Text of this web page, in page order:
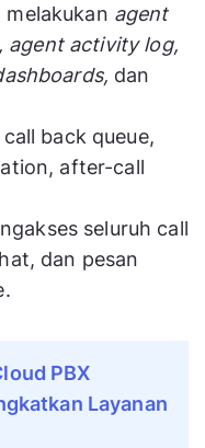
melakukan agent
agent activity log,
dan
back queue,
after-call
seluruh call
dan pesan
PBX
Layanan